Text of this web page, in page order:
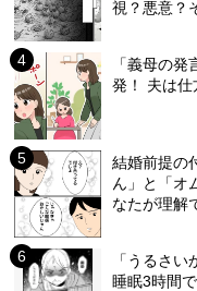
視？悪意？
「義母の
発！ 夫は仕
結婚前提の
ん」と「オ
なたが理解
「うるさ
睡眠3時間